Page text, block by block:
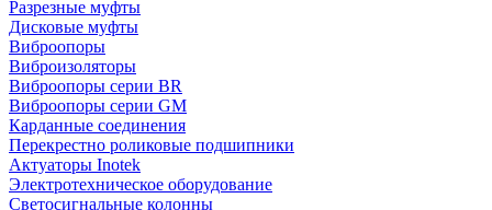
Разрезные муфты
Дисковые муфты
Виброопоры
Виброизоляторы
Виброопоры серии BR
Виброопоры серии GM
Карданные соединения
Перекрестно роликовые подшипники
Актуаторы Inotek
Электротехническое оборудование
Светосигнальные колонны